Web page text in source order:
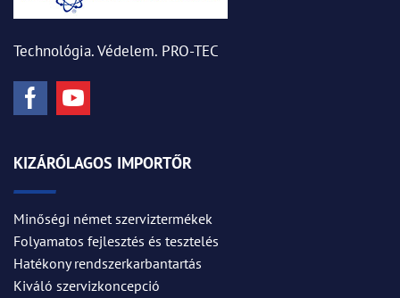
Technológia. Védelem. PRO-TEC
KIZÁRÓLAGOS IMPORTŐR
Minőségi német szerviztermékek
Folyamatos fejlesztés és tesztelés
Hatékony rendszerkarbantartás
Kiváló szervizkoncepció